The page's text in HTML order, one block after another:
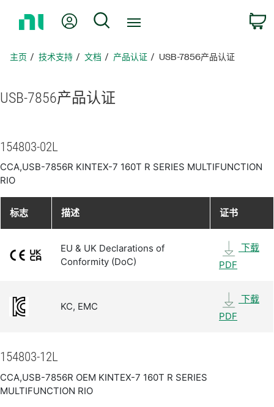
页
我的账户 搜索
主页 技术支持 文档 产品认证 USB-7856产品认证
USB-7856产品认证
154803-02L
CCA,USB-7856R KINTEX-7 160T R SERIES MULTIFUNCTION
RIO
标志 描述 证书
EU & UK Declarations of
Conformity (DoC)
下载
PDF
KC, EMC
下载
PDF
154803-12L
CCA,USB-7856R OEM KINTEX-7 160T R SERIES
MULTIFUNCTION RIO